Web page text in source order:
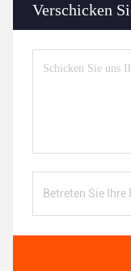
Verschicken